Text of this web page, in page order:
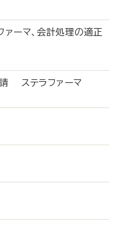
ーマ、会計処理の適正
請 ステラファーマ